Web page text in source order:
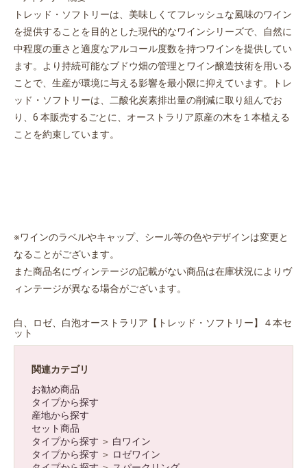
トレッド・ソフトリーは、美味しくてフレッシュな風味のワイン
を提供することを目的とした現代的なワインシリーズで、自然に
中程度の重さと適度なアルコール度数を持つワインを提供してい
ます。より持続可能なブドウ畑の管理とワイン醸造技術を用いる
ことで、生産が環境に与える影響を最小限に抑えています。トレ
ッド・ソフトリーは、二酸化炭素排出量の削減に取り組んでお
り、6 本販売するごとに、オーストラリア原産の木を１本植える
ことを約束しています。
※ワインのラベルやキャップ、シール等の色やデザインは変更と
なることがございます。
また商品名にヴィンテージの記載がない商品は在庫状況によりヴ
ィンテージが異なる場合がございます。
白、ロゼ、白泡オーストラリア【トレッド・ソフトリー】４本セ
ット
関連カテゴリ
お勧め商品
タイプから探す
産地から探す
セット商品
タイプから探す ＞ 白ワイン
タイプから探す ＞ ロゼワイン